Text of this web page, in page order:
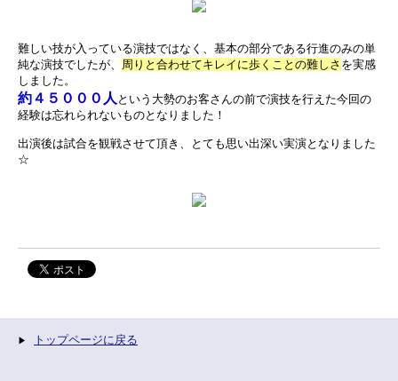
難しい技が入っている演技ではなく、基本の部分である行進のみの単
純な演技でしたが、 周りと合わせてキレイに歩くことの難しさ を実感
しました。
約４５０００人 という大勢のお客さんの前で演技を行えた今回の
経験は忘れられないものとなりました！
出演後は試合を観戦させて頂き、とても思い出深い実演となりました
☆
トップページに戻る